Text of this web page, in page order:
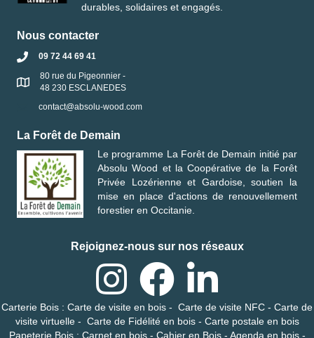
durables, solidaires et engagés.
Nous contacter
09 72 44 69 41
80 rue du Pigeonnier -
48 230 ESCLANEDES
contact@absolu-wood.com
La Forêt de Demain
Le programme La Forêt de Demain initié par
Absolu Wood et laCoopérative de la Forêt
Privée Lozérienne et Gardoise, soutien la
mise en place d'actions de renouvellement
forestier en Occitanie.
Rejoignez-nous sur nos réseaux
Carterie Bois : Carte de visite en bois - Carte de visite NFC - Carte de
visite virtuelle- Carte de Fidélité en bois- Carte postale en bois
Papeterie Bois: Carnet en bois- Cahier en Bois- Agenda en bois-